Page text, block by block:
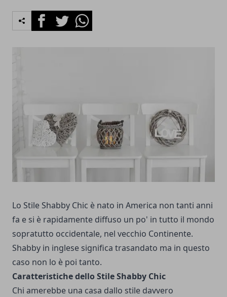
FacebookTwitterWhatsapp
Lo Stile Shabby Chic è nato in America non tanti anni
fa e si è rapidamente diffuso un po' in tutto il mondo
sopratutto occidentale, nel vecchio Continente.
Shabby in inglese significa trasandato ma in questo
caso non lo è poi tanto.
Caratteristiche dello Stile Shabby Chic
Chi amerebbe una casa dallo stile davvero